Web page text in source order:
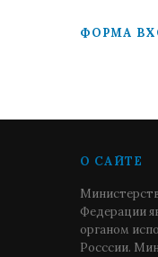
ФОРМА
О САЙТЕ
Федерации
органом
Росссии.